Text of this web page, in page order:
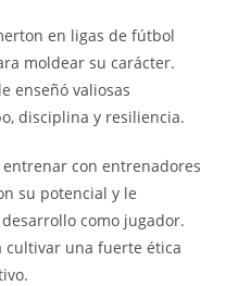
en ligas de fútbol
moldear su carácter.
enseñó valiosas
disciplina y resiliencia.
con entrenadores
su potencial y le
como jugador.
cultivar una fuerte ética